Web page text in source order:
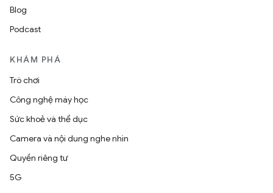
Blog
Podcast
KHÁM PHÁ
Trò chơi
Công nghệ máy học
Sức khoẻ và thể dục
Camera và nội dung nghe nhìn
Quyền riêng tư
5G